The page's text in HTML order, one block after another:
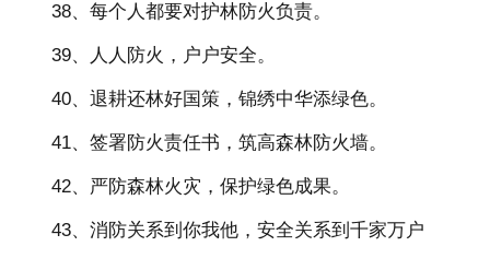
38、每个人都要对护林防火负责。
39、人人防火，户户安全。
40、退耕还林好国策，锦绣中华添绿色。
41、签署防火责任书，筑高森林防火墙。
42、严防森林火灾，保护绿色成果。
43、消防关系到你我他，安全关系到千家万户